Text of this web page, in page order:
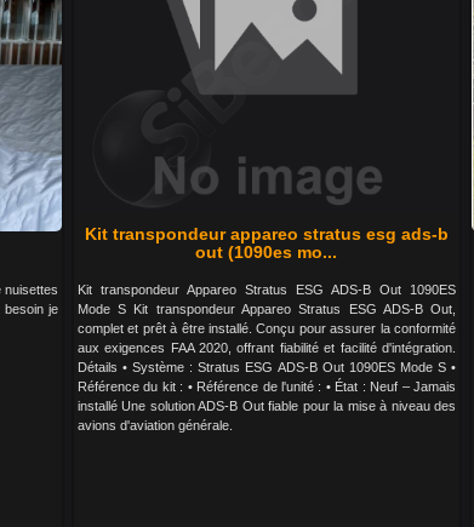
nuisettes
besoin je
Kit transpondeur appareo stratus esg ads-b
out (1090es mo...
Kit transpondeur Appareo Stratus ESG ADS-B Out 1090ES
Mode S Kit transpondeur Appareo Stratus ESG ADS-B Out,
complet et prêt à être installé. Conçu pour assurer la conformité
aux exigences FAA 2020, offrant fiabilité et facilité d'intégration.
Détails • Système : Stratus ESG ADS-B Out 1090ES Mode S •
Référence du kit : • Référence de l'unité : • État : Neuf – Jamais
installé Une solution ADS-B Out fiable pour la mise à niveau des
avions d'aviation générale.